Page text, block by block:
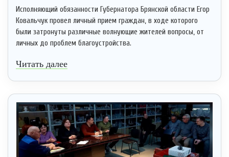
Исполняющий обязанности Губернатора Брянской области Егор
Ковальчук провел личный прием граждан, в ходе которого
были затронуты различные волнующие жителей вопросы, от
личных до проблем благоустройства.
Читать далее